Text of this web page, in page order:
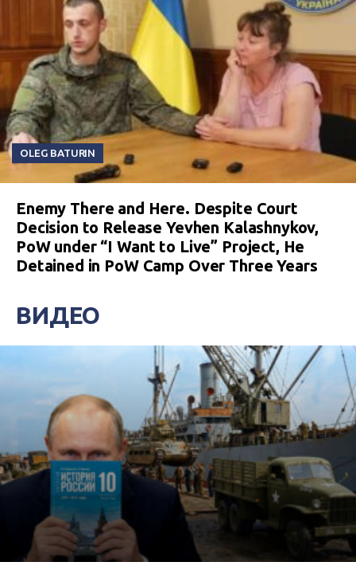
OLEG BATURIN
Enemy There and Here. Despite Court
Decision to Release Yevhen Kalashnykov,
PoW under “I Want to Live” Project, He
Detained in PoW Camp Over Three Years
ВИДЕО